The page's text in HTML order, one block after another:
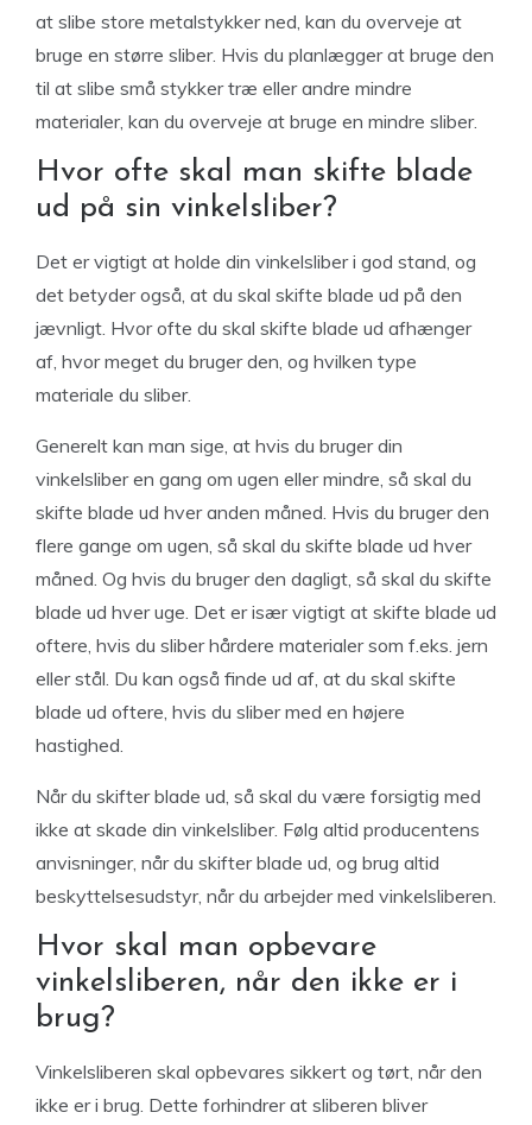
at slibe store metalstykker ned, kan du overveje at
bruge en større sliber. Hvis du planlægger at bruge den
til at slibe små stykker træ eller andre mindre
materialer, kan du overveje at bruge en mindre sliber.
Hvor ofte skal man skifte blade
ud på sin vinkelsliber?
Det er vigtigt at holde din vinkelsliber i god stand, og
det betyder også, at du skal skifte blade ud på den
jævnligt. Hvor ofte du skal skifte blade ud afhænger
af, hvor meget du bruger den, og hvilken type
materiale du sliber.
Generelt kan man sige, at hvis du bruger din
vinkelsliber en gang om ugen eller mindre, så skal du
skifte blade ud hver anden måned. Hvis du bruger den
flere gange om ugen, så skal du skifte blade ud hver
måned. Og hvis du bruger den dagligt, så skal du skifte
blade ud hver uge. Det er især vigtigt at skifte blade ud
oftere, hvis du sliber hårdere materialer som f.eks. jern
eller stål. Du kan også finde ud af, at du skal skifte
blade ud oftere, hvis du sliber med en højere
hastighed.
Når du skifter blade ud, så skal du være forsigtig med
ikke at skade din vinkelsliber. Følg altid producentens
anvisninger, når du skifter blade ud, og brug altid
beskyttelsesudstyr, når du arbejder med vinkelsliberen.
Hvor skal man opbevare
vinkelsliberen, når den ikke er i
brug?
Vinkelsliberen skal opbevares sikkert og tørt, når den
ikke er i brug. Dette forhindrer at sliberen bliver